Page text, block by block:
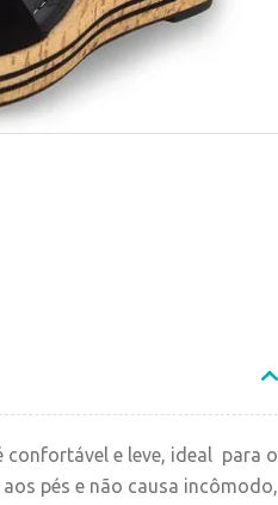
confortável e leve, ideal para o
pés e não causa incômodo,